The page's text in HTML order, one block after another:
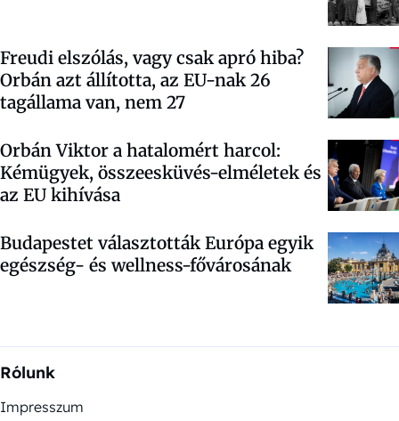
Freudi elszólás, vagy csak apró hiba?
Orbán azt állította, az EU-nak 26
tagállama van, nem 27
Orbán Viktor a hatalomért harcol:
Kémügyek, összeesküvés-elméletek és
az EU kihívása
Budapestet választották Európa egyik
egészség- és wellness-fővárosának
Rólunk
Impresszum